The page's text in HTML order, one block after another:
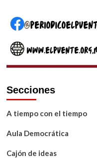
Secciones
A tiempo con el tiempo
Aula Democrática
Cajón de ideas